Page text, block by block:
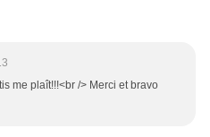
me plaît!!!<br /> Merci et bravo